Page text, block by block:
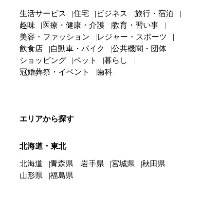
生活サービス 住宅 ビジネス
旅行・宿泊
趣味
医療・健康・介護
教育・習い事
美容・ファッション
レジャー・スポーツ
飲食店
自動車・バイク
公共機関・団体
ショッピング
ペット
暮らし
冠婚葬祭・イベント
歯科
エリアから探す
北海道・東北
北海道 青森県 岩手県 宮城県
秋田県
山形県
福島県